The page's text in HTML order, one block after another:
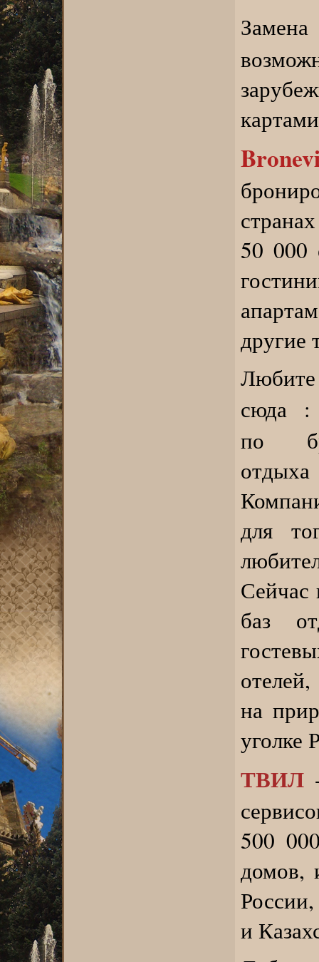
50 000
другие
Любите
сюда
по
для
Сейчас
баз
на
уголке
ТВИЛ-
500
домов,
и